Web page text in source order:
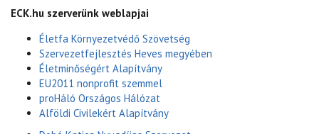
ECK.hu szerverünk weblapjai
Életfa Környezetvédő Szövetség
Szervezetfejlesztés Heves megyében
Életminőségért Alapítvány
EU2011 nonprofit szemmel
proHáló Országos Hálózat
Alföldi Civilekért Alapítvány